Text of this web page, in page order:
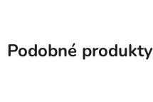
Podobné produkty